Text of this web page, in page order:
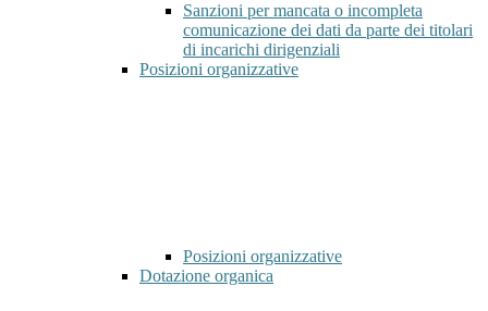
Sanzioni per mancata o incompleta
comunicazione dei dati da parte dei titolari
di incarichi dirigenziali
Posizioni organizzative
Posizioni organizzative
Dotazione organica